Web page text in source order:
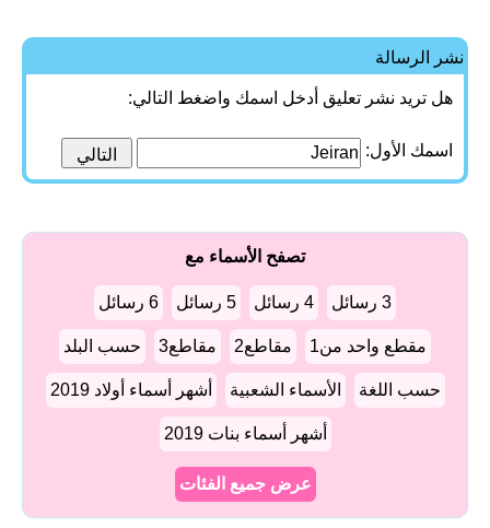
نشر الرسالة
هل تريد نشر تعليق أدخل اسمك واضغط التالي:
اسمك الأول:
تصفح الأسماء مع
3 رسائل 4 رسائل 5 رسائل 6 رسائل
مقطع واحد من1 مقاطع2 مقاطع3 حسب البلد
حسب اللغة الأسماء الشعبية أشهر أسماء أولاد 2019
أشهر أسماء بنات 2019
عرض جميع الفئات